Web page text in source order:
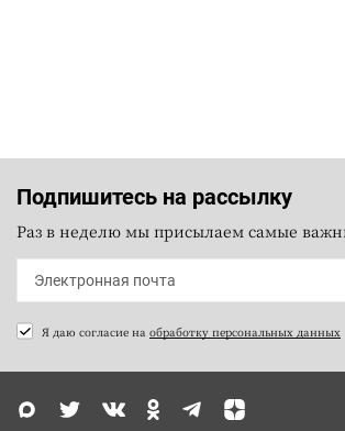
Подпишитесь на рассылку
Раз в неделю мы присылаем самые
Я даю согласие на обработку персональных данных